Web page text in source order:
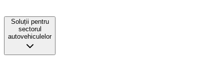
Soluții pentru
sectorul
autovehiculelor